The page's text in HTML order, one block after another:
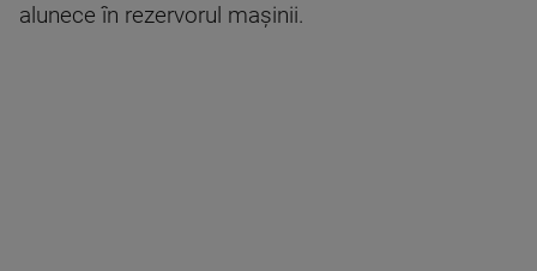
alunece în rezervorul mașinii.